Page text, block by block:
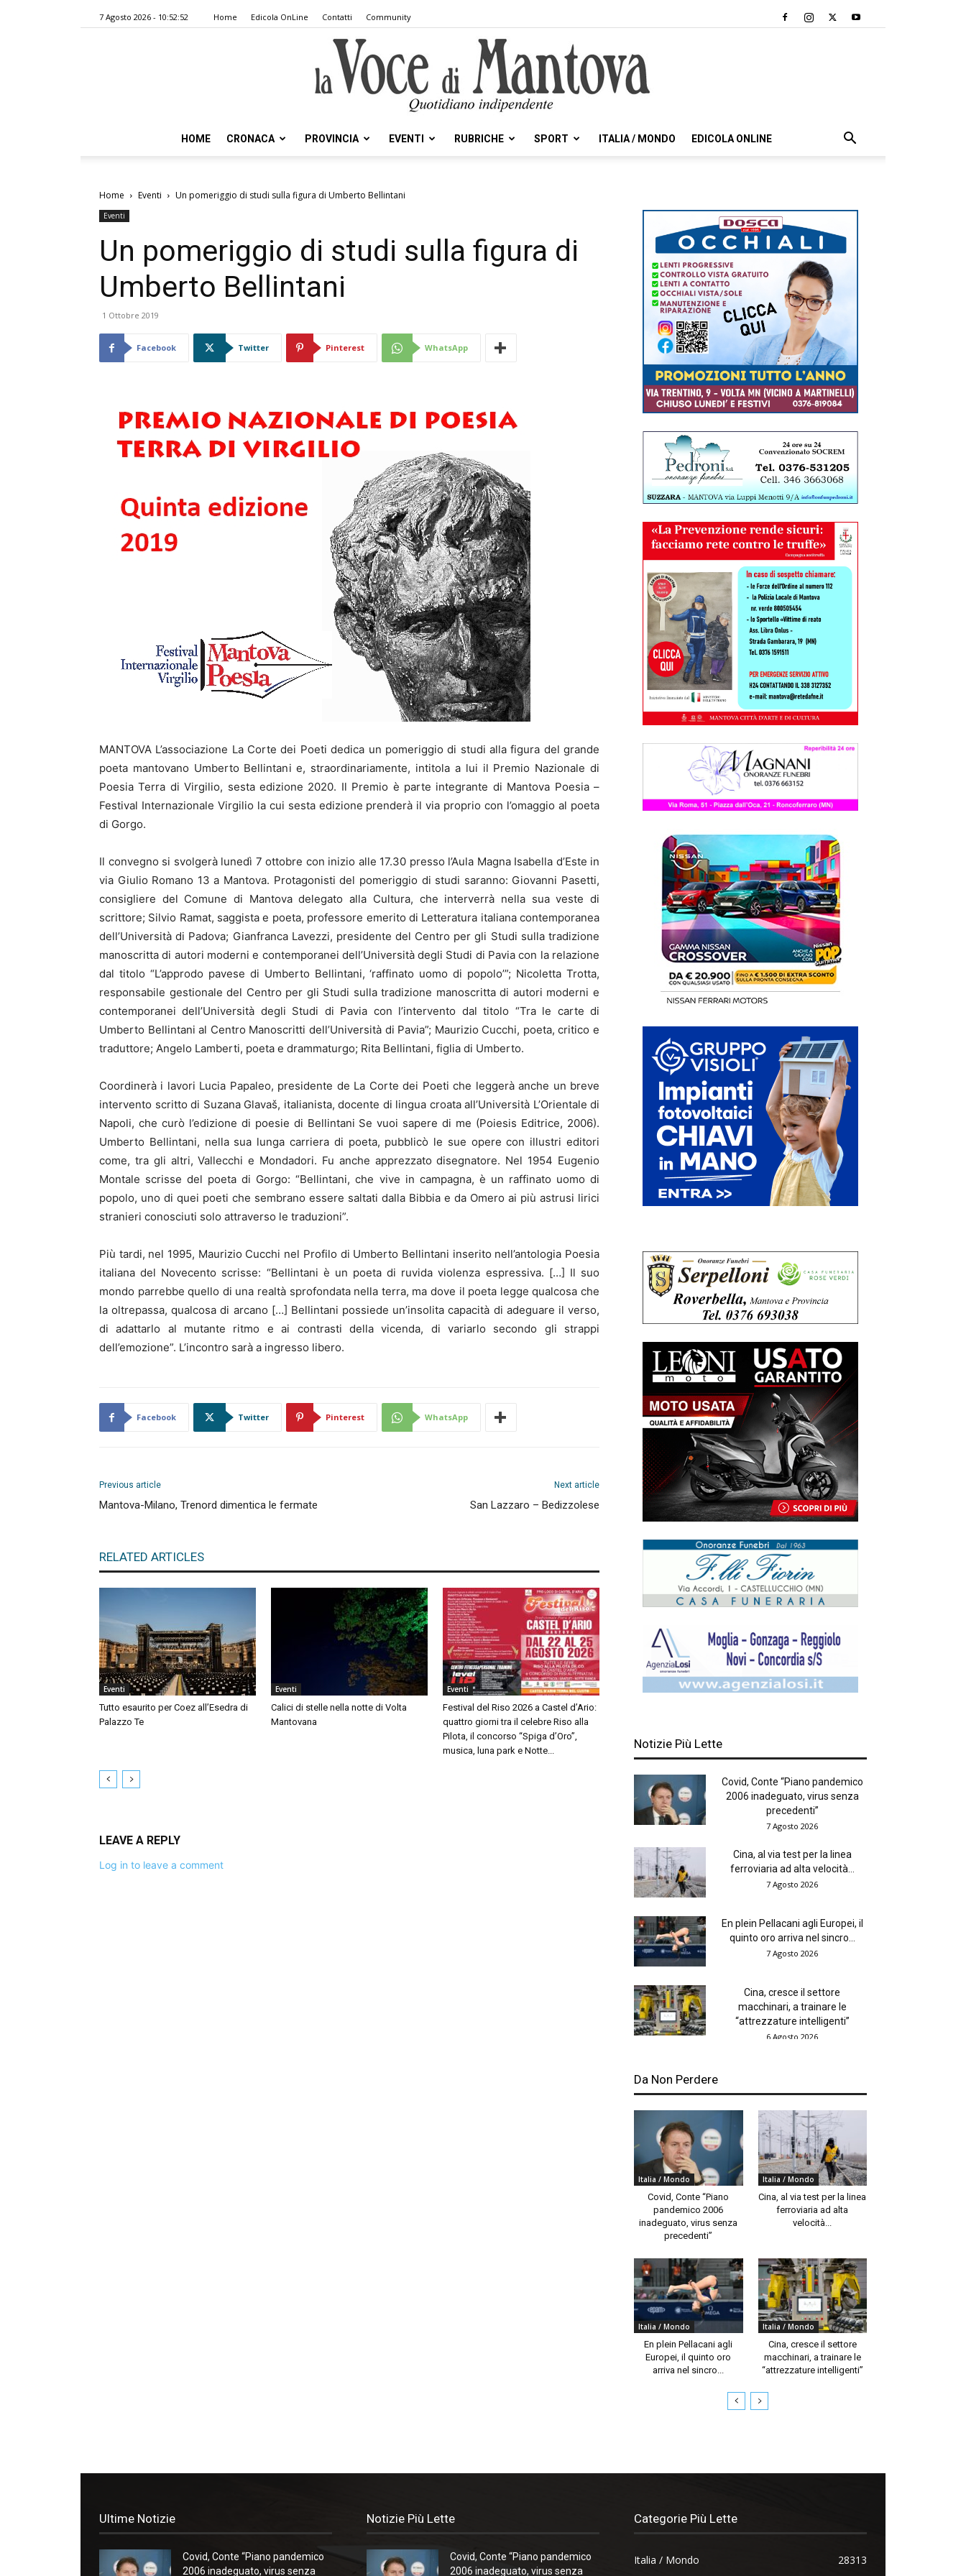
7 Agosto 2026 - 10:52:52 Home Edicola OnLine Contatti Community
Voce
HOME CRONACA PROVINCIA EVENTI RUBRICHE SPORT ITALIA / MONDO EDICOLA ONLINE
Home Eventi Un pomeriggio di studi sulla figura di Umberto Bellintani
Eventi
Un pomeriggio di studi sulla figura di
Umberto Bellintani
1 Ottobre 2019
Facebook Twitter Pinterest WhatsApp
MANTOVA L’associazione La Corte dei Poeti dedica un pomeriggio di studi alla figura del grande
poeta mantovano Umberto Bellintani e, straordinariamente, intitola a lui il Premio Nazionale di
Poesia Terra di Virgilio, sesta edizione 2020. Il Premio è parte integrante di Mantova Poesia –
Festival Internazionale Virgilio la cui sesta edizione prenderà il via proprio con l’omaggio al poeta
di Gorgo.
Il convegno si svolgerà lunedì 7 ottobre con inizio alle 17.30 presso l’Aula Magna Isabella d’Este in
via Giulio Romano 13 a Mantova. Protagonisti del pomeriggio di studi saranno: Giovanni Pasetti,
consigliere del Comune di Mantova delegato alla Cultura, che interverrà nella sua veste di
scrittore; Silvio Ramat, saggista e poeta, professore emerito di Letteratura italiana contemporanea
dell’Università di Padova; Gianfranca Lavezzi, presidente del Centro per gli Studi sulla tradizione
manoscritta di autori moderni e contemporanei dell’Università degli Studi di Pavia con la relazione
dal titolo “L’approdo pavese di Umberto Bellintani, ‘raffinato uomo di popolo’”; Nicoletta Trotta,
responsabile gestionale del Centro per gli Studi sulla tradizione manoscritta di autori moderni e
contemporanei dell’Università degli Studi di Pavia con l’intervento dal titolo “Tra le carte di
Umberto Bellintani al Centro Manoscritti dell’Università di Pavia”; Maurizio Cucchi, poeta, critico e
traduttore; Angelo Lamberti, poeta e drammaturgo; Rita Bellintani, figlia di Umberto.
Coordinerà i lavori Lucia Papaleo, presidente de La Corte dei Poeti che leggerà anche un breve
intervento scritto di Suzana Glavaš, italianista, docente di lingua croata all’Università L’Orientale di
Napoli, che curò l’edizione di poesie di Bellintani Se vuoi sapere di me (Poiesis Editrice, 2006).
Umberto Bellintani, nella sua lunga carriera di poeta, pubblicò le sue opere con illustri editori
come, tra gli altri, Vallecchi e Mondadori. Fu anche apprezzato disegnatore. Nel 1954 Eugenio
Montale scrisse del poeta di Gorgo: “Bellintani, che vive in campagna, è un raffinato uomo di
popolo, uno di quei poeti che sembrano essere saltati dalla Bibbia e da Omero ai più astrusi lirici
stranieri conosciuti solo attraverso le traduzioni”.
Più tardi, nel 1995, Maurizio Cucchi nel Profilo di Umberto Bellintani inserito nell’antologia Poesia
italiana del Novecento scrisse: “Bellintani è un poeta di ruvida violenza espressiva. […] Il suo
mondo parrebbe quello di una realtà sprofondata nella terra, ma dove il poeta legge qualcosa che
la oltrepassa, qualcosa di arcano […] Bellintani possiede un’insolita capacità di adeguare il verso,
di adattarlo al mutante ritmo e ai contrasti della vicenda, di variarlo secondo gli strappi
dell’emozione”. L’incontro sarà a ingresso libero.
Facebook Twitter Pinterest WhatsApp
Previous article
Mantova-Milano, Trenord dimentica le fermate
Next article
San Lazzaro – Bedizzolese
RELATED ARTICLES
Eventi
Tutto esaurito per Coez all’Esedra di
Palazzo Te
Eventi
Calici di stelle nella notte di Volta
Mantovana
Eventi
Festival del Riso 2026 a Castel d’Ario:
quattro giorni tra il celebre Riso alla
Pilota, il concorso “Spiga d’Oro”,
musica, luna park e Notte...
LEAVE A REPLY
Log in to leave a comment
Notizie Più Lette
Covid, Conte “Piano pandemico
2006 inadeguato, virus senza
precedenti”
7 Agosto 2026
Cina, al via test per la linea
ferroviaria ad alta velocità...
7 Agosto 2026
En plein Pellacani agli Europei, il
quinto oro arriva nel sincro...
7 Agosto 2026
Cina, cresce il settore
macchinari, a trainare le
“attrezzature intelligenti”
6 Agosto 2026
Da Non Perdere
Italia / Mondo
Covid, Conte “Piano
pandemico 2006
inadeguato, virus senza
precedenti”
Italia / Mondo
Cina, al via test per la linea
ferroviaria ad alta
velocità...
Italia / Mondo
En plein Pellacani agli
Europei, il quinto oro
arriva nel sincro...
Italia / Mondo
Cina, cresce il settore
macchinari, a trainare le
“attrezzature intelligenti”
Ultime Notizie
Covid, Conte “Piano pandemico
2006 inadeguato, virus senza
Notizie Più Lette
Covid, Conte “Piano pandemico
2006 inadeguato, virus senza
Categorie Più Lette
Italia / Mondo
28313